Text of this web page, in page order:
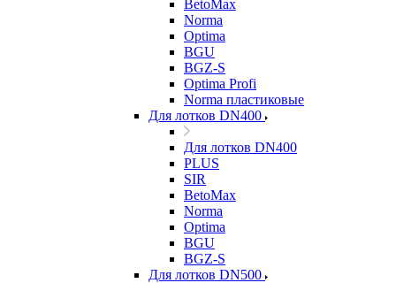
BetoMax
Norma
Optima
BGU
BGZ-S
Optima Profi
Norma пластиковые
Для лотков DN400
Для лотков DN400
PLUS
SIR
BetoMax
Norma
Optima
BGU
BGZ-S
Для лотков DN500